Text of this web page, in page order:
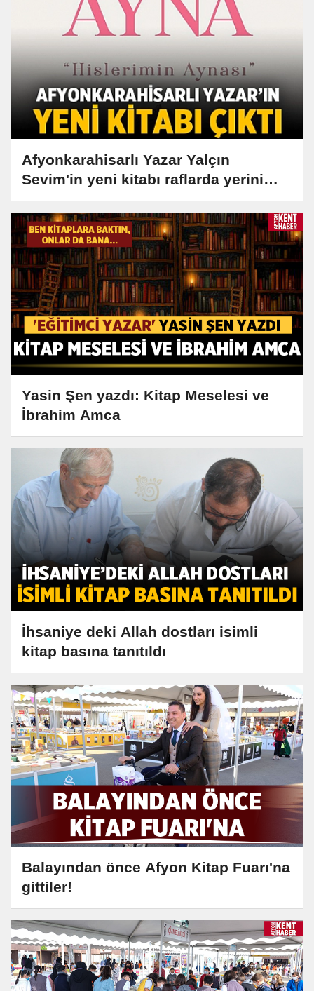
Afyonkarahisarlı Yazar Yalçın
Sevim'in yeni kitabı raflarda yerini
aldı!
Yasin Şen yazdı: Kitap Meselesi ve
İbrahim Amca
İhsaniye deki Allah dostları isimli
kitap basına tanıtıldı
Balayından önce Afyon Kitap Fuarı'na
gittiler!